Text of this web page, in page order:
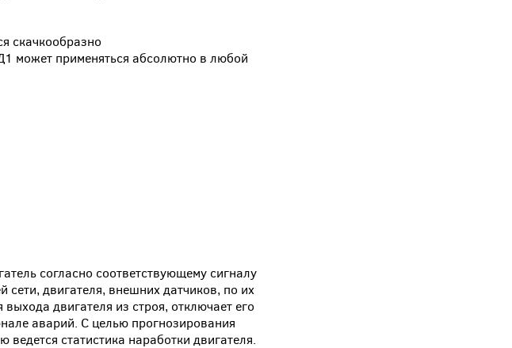
скачкообразно
может применяться абсолютно в любой
согласно соответствующему сигналу
двигателя, внешних датчиков, по их
двигателя из строя, отключает его
аварий. С целью прогнозирования
статистика наработки двигателя.